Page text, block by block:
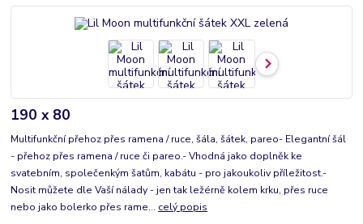
190 x 80
Multifunkční přehoz přes ramena / ruce, šála, šátek, pareo- Elegantní šál
- přehoz přes ramena / ruce či pareo.- Vhodná jako doplněk ke
svatebním, společenkým šatům, kabátu - pro jakoukoliv příležitost.-
Nosit můžete dle Vaší nálady - jen tak ležérně kolem krku, přes ruce
nebo jako bolerko přes rame... celý popis